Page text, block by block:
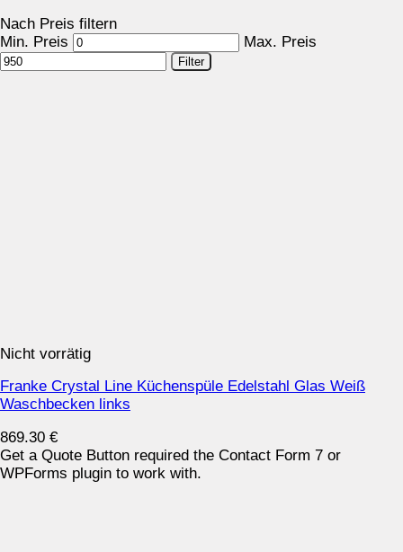
Nach Preis filtern
Min. Preis
Max. Preis
Filter
Nicht vorrätig
Franke Crystal Line Küchenspüle Edelstahl Glas Weiß
Waschbecken links
869.30 €
Get a Quote Button required the Contact Form 7 or
WPForms plugin to work with.